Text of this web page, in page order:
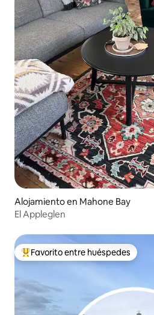
Alojamiento en Mahone Bay
El Appleglen
Favorito entre huéspedes preferido
Favorito entre huéspedes